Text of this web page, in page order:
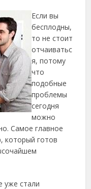
Если вы
бесплодны,
то не стоит
отчаиватьс
я, потому
что
подобные
проблемы
сегодня
можно
Самое главное
который готов
уже стали